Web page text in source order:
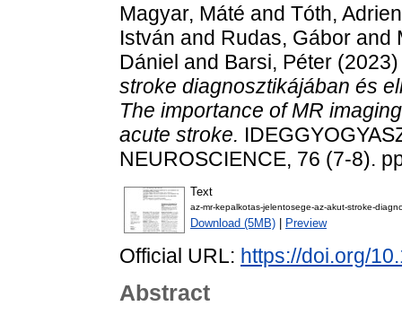
Magyar, Máté and Tóth,
István and Rudas, Gábor and
Dániel and Barsi, Péter
stroke diagnosztikájában és
The importance of MR
acute stroke.
NEUROSCIENCE, 76 (7-8).
Text
az-mr-kepalkotas-jelentosege-az-akut-stroke-
Download (5MB) Preview
Official URL: https://doi.org/
Abstract